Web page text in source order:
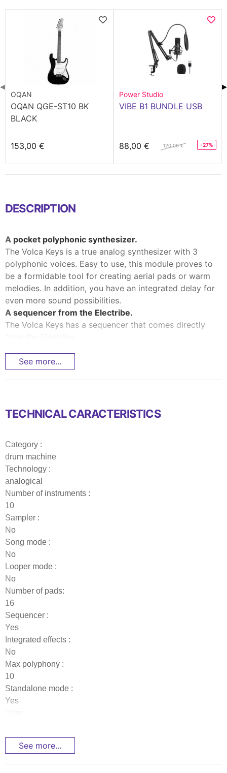
OQAN
OQAN QGE-ST10 BK
BLACK
153,00 €
Power Studio
VIBE B1 BUNDLE USB
88,00 € 120,00 € -27%
◀ ▶
DESCRIPTION
A pocket polyphonic synthesizer.
The Volca Keys is a true analog synthesizer with 3
polyphonic voices. Easy to use, this module proves to
be a formidable tool for creating aerial pads or warm
melodies. In addition, you have an integrated delay for
even more sound possibilities.
A sequencer from the Electribe.
The Volca Keys has a sequencer that comes directly
See more...
TECHNICAL CARACTERISTICS
Category :
drum machine
Technology :
analogical
Number of instruments :
10
Sampler :
No
Song mode :
No
Looper mode :
No
Number of pads:
16
Sequencer :
Yes
Integrated effects :
No
Max polyphony :
10
Standalone mode :
Yes
See more...